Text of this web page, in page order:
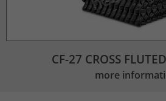
CF-27 CROSS
more